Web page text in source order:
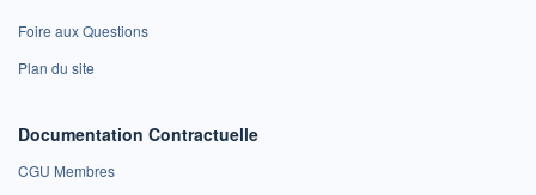
Foire aux Questions
Plan du site
Documentation Contractuelle
CGU Membres